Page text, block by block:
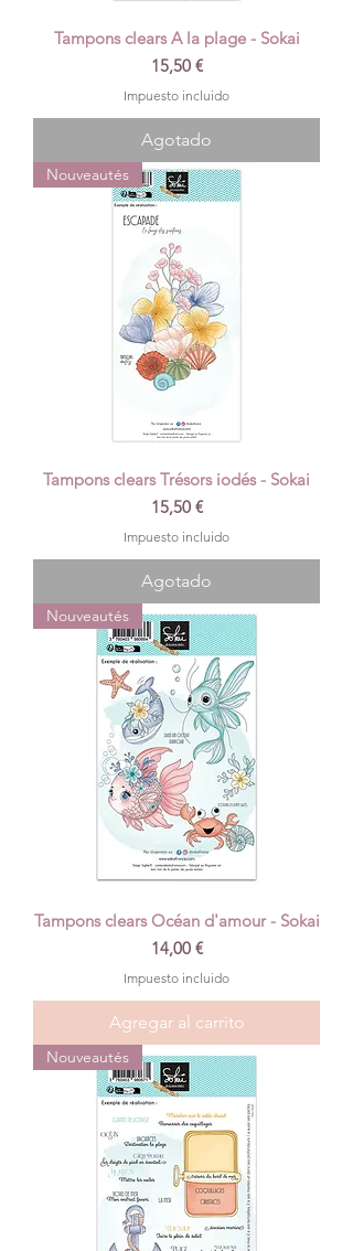
Tampons clears A la plage - Sokai
Precio
15,50 €
Impuesto incluido
Agotado
Nouveautés
Tampons clears Trésors iodés - Sokai
Precio
15,50 €
Impuesto incluido
Agotado
Nouveautés
Tampons clears Océan d'amour - Sokai
Precio
14,00 €
Impuesto incluido
Agregar al carrito
Nouveautés